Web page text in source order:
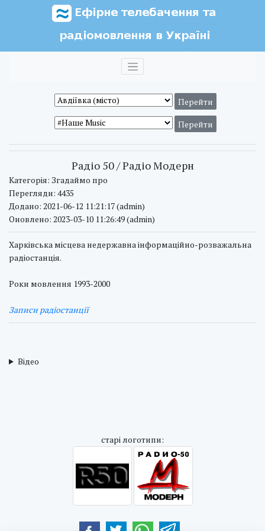
Радіо 50 / Радіо Модерн
Категорія: Згадаймо про
Перегляди: 4435
Додано: 2021-06-12 11:21:17 (admin)
Оновлено: 2023-03-10 11:26:49 (admin)
Харківська місцева недержавна інформаційно-розважальна
радіостанція.
Роки мовлення 1993-2000
Записи радіостанції
Відео
cтарі логотипи: